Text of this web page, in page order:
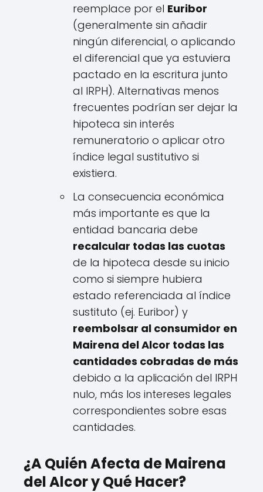
reemplace por el Euribor
(generalmente sin añadir
ningún diferencial, o aplicando
el diferencial que ya estuviera
pactado en la escritura junto
al IRPH). Alternativas menos
frecuentes podrían ser dejar la
hipoteca sin interés
remuneratorio o aplicar otro
índice legal sustitutivo si
existiera.
La consecuencia económica
más importante es que la
entidad bancaria debe
recalcular todas las cuotas
de la hipoteca desde su inicio
como si siempre hubiera
estado referenciada al índice
sustituto (ej. Euribor) y
reembolsar al consumidor en
Mairena del Alcor todas las
cantidades cobradas de más
debido a la aplicación del IRPH
nulo, más los intereses legales
correspondientes sobre esas
cantidades.
¿A Quién Afecta de Mairena
del Alcor y Qué Hacer?